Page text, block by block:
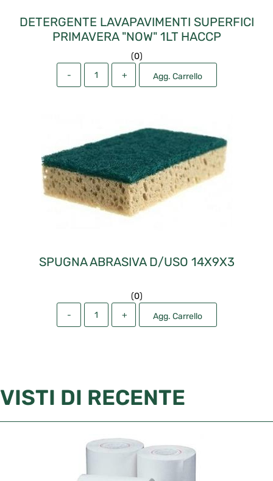
DETERGENTE LAVAPAVIMENTI SUPERFICI
PRIMAVERA "NOW" 1LT HACCP
(0)
Agg. Carrello
SPUGNA ABRASIVA D/USO 14X9X3
(0)
Agg. Carrello
VISTI DI RECENTE